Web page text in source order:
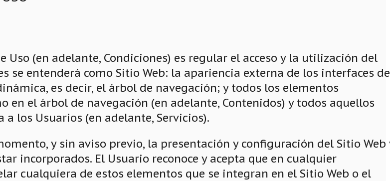
Uso (en adelante, Condiciones) es regular el acceso y la utilización del
se entenderá como Sitio Web: la apariencia externa de los interfaces de
es decir, el árbol de navegación; y todos los elementos
el árbol de navegación (en adelante, Contenidos) y todos aquellos
los Usuarios (en adelante, Servicios).
y sin aviso previo, la presentación y configuración del Sitio Web
incorporados. El Usuario reconoce y acepta que en cualquier
cualquiera de estos elementos que se integran en el Sitio Web o el